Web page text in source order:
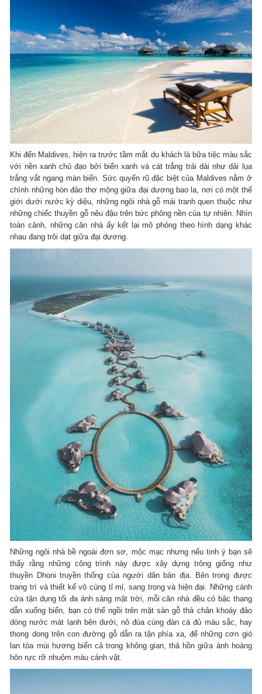
Khi đến Maldives, hiện ra trước tầm mắt du khách là bữa tiệc màu sắc
với nền xanh chủ đạo bởi biển xanh và cát trắng trải dài như dải lụa
trắng vắt ngang màn biển. Sức quyến rũ đặc biệt của Maldives nằm ở
chính những hòn đảo thơ mộng giữa đại dương bao la, nơi có một thế
giới dưới nước kỳ diệu, những ngôi nhà gỗ mái tranh quen thuộc như
những chiếc thuyền gỗ nêu đậu trên bức phông nền của tự nhiên. Nhìn
toàn cảnh, những căn nhà ấy kết lại mô phỏng theo hình dạng khác
nhau đang trôi dạt giữa đại dương.
Những ngôi nhà bề ngoài đơn sơ, mộc mạc nhưng nếu tinh ý bạn sẽ
thấy rằng những công trình này được xây dựng trông giống như
thuyền Dhoni truyền thống của người dân bản địa. Bên trong được
trang trí và thiết kế vô cùng tỉ mỉ, sang trọng và hiện đại. Những cánh
cửa tận dụng tối đa ánh sáng mặt trời, mỗi căn nhà đều có bậc thang
dẫn xuống biển, bạn có thể ngồi trên mặt sàn gỗ thả chân khoáy đảo
dòng nước mát lạnh bên dưới, nô đùa cùng đàn cá đủ màu sắc, hay
thong dong trên con đường gỗ dẫn ra tận phía xa, để những cơn gió
lan tỏa mùi hương biển cả trong không gian, thả hồn giữa ánh hoàng
hôn rực rỡ nhuộm màu cảnh vật.